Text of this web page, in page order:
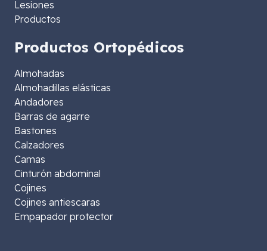
Lesiones
Productos
Productos Ortopédicos
Almohadas
Almohadillas elásticas
Andadores
Barras de agarre
Bastones
Calzadores
Camas
Cinturón abdominal
Cojines
Cojines antiescaras
Empapador protector